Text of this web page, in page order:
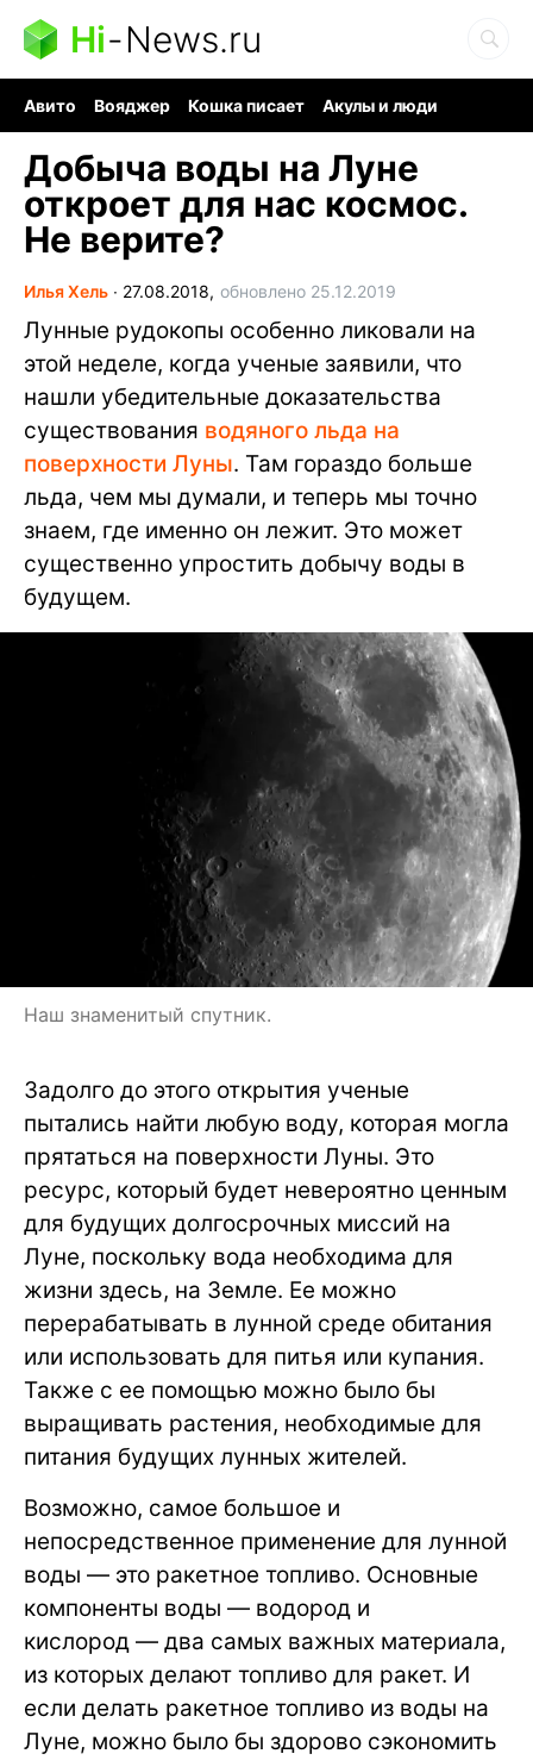
Hi-News.ru
Авито Вояджер Кошка писает
Акулы и люди
Добыча воды на Луне
откроет для нас космос.
Не верите?
Илья Хель ∙ 27.08.2018, обновлено 25.12.2019
Лунные рудокопы особенно ликовали на
этой неделе, когда ученые заявили, что
нашли убедительные доказательства
существования водяного льда на
поверхности Луны. Там гораздо больше
льда, чем мы думали, и теперь мы точно
знаем, где именно он лежит. Это может
существенно упростить добычу воды в
будущем.
Наш знаменитый спутник.
Задолго до этого открытия ученые
пытались найти любую воду, которая могла
прятаться на поверхности Луны. Это
ресурс, который будет невероятно ценным
для будущих долгосрочных миссий на
Луне, поскольку вода необходима для
жизни здесь, на Земле. Ее можно
перерабатывать в лунной среде обитания
или использовать для питья или купания.
Также с ее помощью можно было бы
выращивать растения, необходимые для
питания будущих лунных жителей.
Возможно, самое большое и
непосредственное применение для лунной
воды — это ракетное топливо. Основные
компоненты воды — водород и
кислород — два самых важных материала,
из которых делают топливо для ракет. И
если делать ракетное топливо из воды на
Луне, можно было бы здорово сэкономить